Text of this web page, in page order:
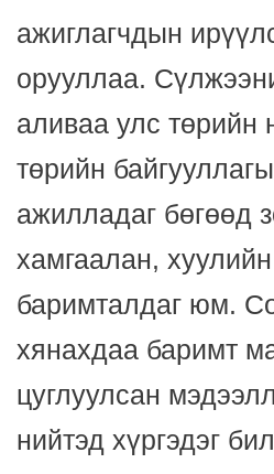
ажиглагчдын
орууллаа.
аливаа улс төрийн
төрийн
ажилладаг бөгөөд
хамгаалан,
баримталдаг юм.
хянахдаа баримт
цуглуулсан
нийтэд хүргэдэг